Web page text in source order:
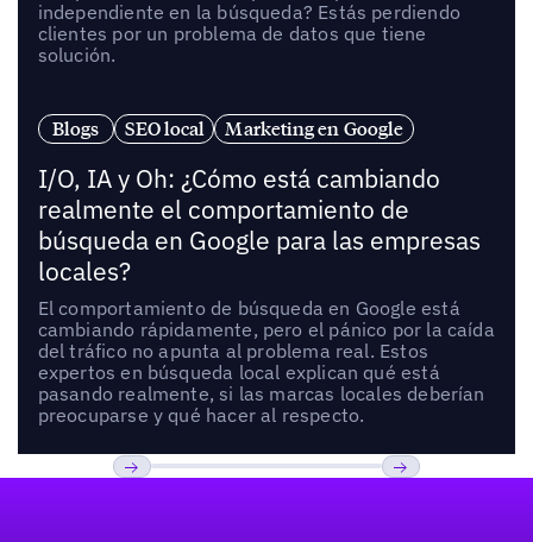
independiente en la búsqueda? Estás perdiendo
clientes por un problema de datos que tiene
solución.
Blogs SEO local Marketing en Google
I/O, IA y Oh: ¿Cómo está cambiando
realmente el comportamiento de
búsqueda en Google para las empresas
locales?
El comportamiento de búsqueda en Google está
cambiando rápidamente, pero el pánico por la caída
del tráfico no apunta al problema real. Estos
expertos en búsqueda local explican qué está
pasando realmente, si las marcas locales deberían
preocuparse y qué hacer al respecto.